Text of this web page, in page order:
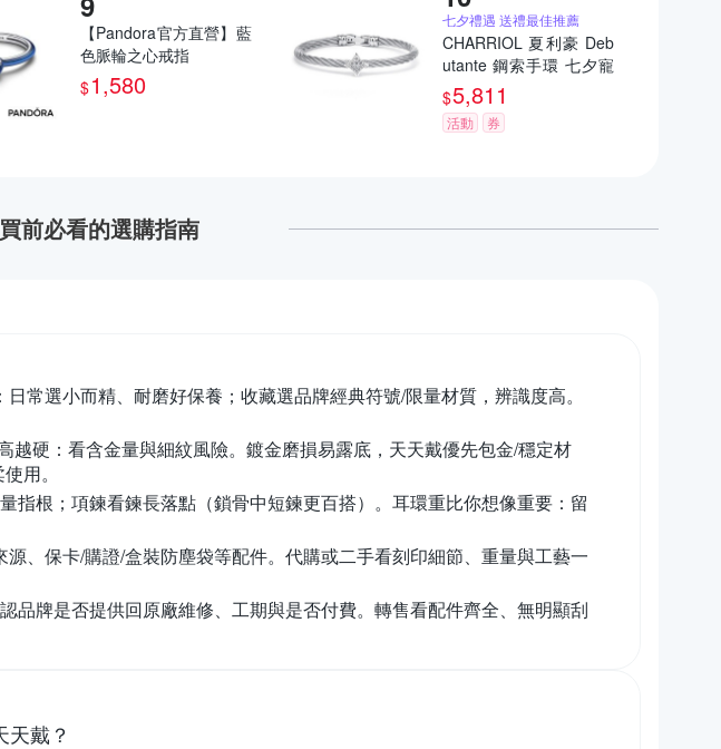
【Pandora官方直營】藍
色脈輪之心戒指
$1,580
七夕禮遇 送禮最佳推薦
CHARRIOL 夏利豪 Deb
utante 鋼索手環 七夕寵
愛季 送禮推薦
$5,811
活動 券
前必看的選購指南
日常選小而精、耐磨好保養；收藏選品牌經典符號/限量材質，辨識度高。
越硬：看含金量與細紋風險。鍍金磨損易露底，天天戴優先包金/穩定材
用。
指根；項鍊看鍊長落點（鎖骨中短鍊更百搭）。耳環重比你想像重要：留
源、保卡/購證/盒裝防塵袋等配件。代購或二手看刻印細節、重量與工藝一
品牌是否提供回原廠維修、工期與是否付費。轉售看配件齊全、無明顯刮
戴？